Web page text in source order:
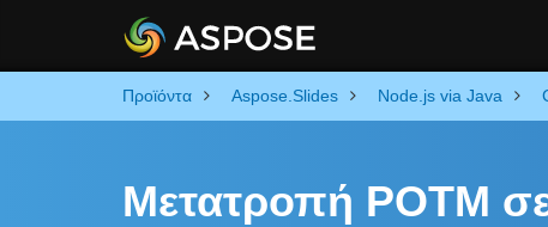
Προϊόντα Aspose.Slides Node.js via Java
Μετατροπή POTM